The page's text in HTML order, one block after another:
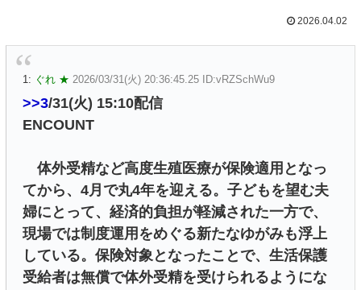
2026.04.02
1: ぐれ ★ 2026/03/31(火) 20:36:45.25 ID:vRZSchWu9
>>3/31(火) 15:10配信
ENCOUNT
体外受精など高度生殖医療が保険適用となっ
てから、4月で丸4年を迎える。子どもを望む夫
婦にとって、経済的負担が軽減された一方で、
現場では制度運用をめぐる新たなゆがみも浮上
している。保険対象となったことで、生活保護
受給者は無償で体外受精を受けられるようにな